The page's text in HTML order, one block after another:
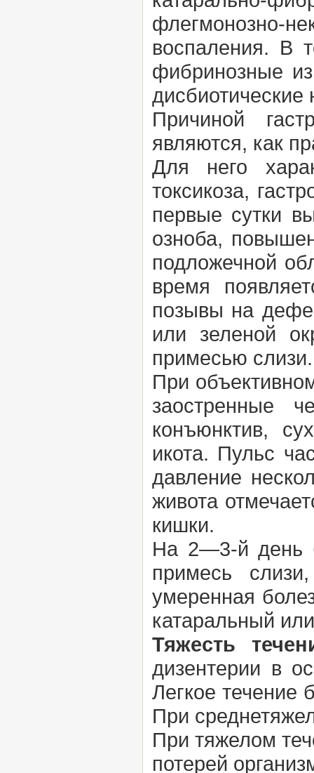
флегмонозно-
воспаления. В
фибринозные
Причиной
являются, как
Для него
токсикоза,
первые сутки
озноба,
подложечной
время
позывы на
или зеленой
примесью слизи.
При
заостренные
конъюнктив,
икота. Пульс
давление
живота
кишки.
На 2—3-й день
примесь
умеренная
катаральный
Тяжесть
дизентерии в
Легкое течение
При
При тяжелом
потерей